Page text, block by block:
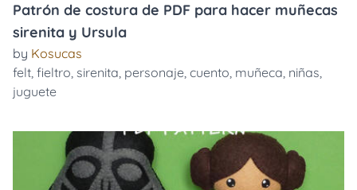
Patrón de costura de PDF para hacer muñecas
sirenita y Ursula
by Kosucas
felt, fieltro, sirenita, personaje, cuento, muñeca, niñas,
juguete